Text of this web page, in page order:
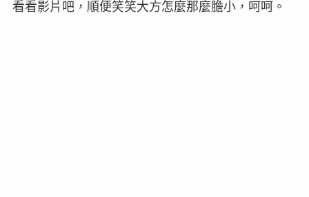
看看影片吧，順便笑笑大方怎麼那麼膽小，呵呵。